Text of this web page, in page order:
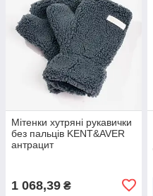
Мітенки хутряні рукавички
без пальців KENT&AVER
антрацит
1 068,39 ₴